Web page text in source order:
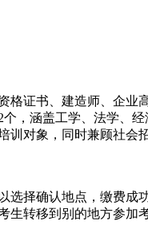
证书、建造师、企业
，涵盖工学、法学、
对象，同时兼顾社会招
择确认地点，缴费成
转移到别的地方参加